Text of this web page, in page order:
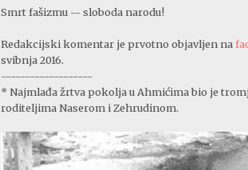
Smrt fašizmu -- sloboda narodu!
Redakcijski komentar je prvotno objavljen na
svibnja 2016.
-------------------
* Najmlađa žrtva pokolja u Ahmićima bio je
roditeljima Naserom i Zehrudinom.